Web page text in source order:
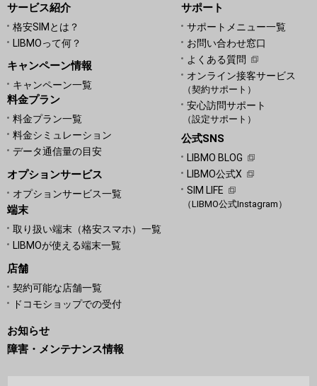
サービス紹介
格安SIMとは？
LIBMOって何？
キャンペーン情報
キャンペーン一覧
料金プラン
料金プラン一覧
料金シミュレーション
データ通信量の目安
オプションサービス
オプションサービス一覧
端末
取り扱い端末（格安スマホ）一覧
LIBMOが使える端末一覧
店舗
契約可能な店舗一覧
ドコモショップでの受付
サポート
サポートメニュー一覧
お問い合わせ窓口
よくある質問
オンライン接客サービス
（契約サポート）
安心訪問サポート
（設定サポート）
公式SNS
LIBMO BLOG
LIBMO公式X
SIM LIFE
（LIBMO公式Instagram）
お知らせ
障害・メンテナンス情報